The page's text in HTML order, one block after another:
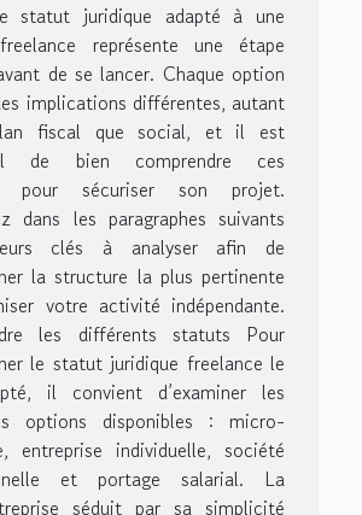
statut juridique adapté à une
représente une étape
de se lancer. Chaque option
implications différentes, autant
fiscal que social, et il est
de bien comprendre ces
pour sécuriser son projet.
dans les paragraphes suivants
clés à analyser afin de
la structure la plus pertinente
votre activité indépendante.
les différents statuts Pour
le statut juridique freelance le
il convient d’examiner les
options disponibles : micro-
entreprise individuelle, société
et portage salarial. La
séduit par sa simplicité